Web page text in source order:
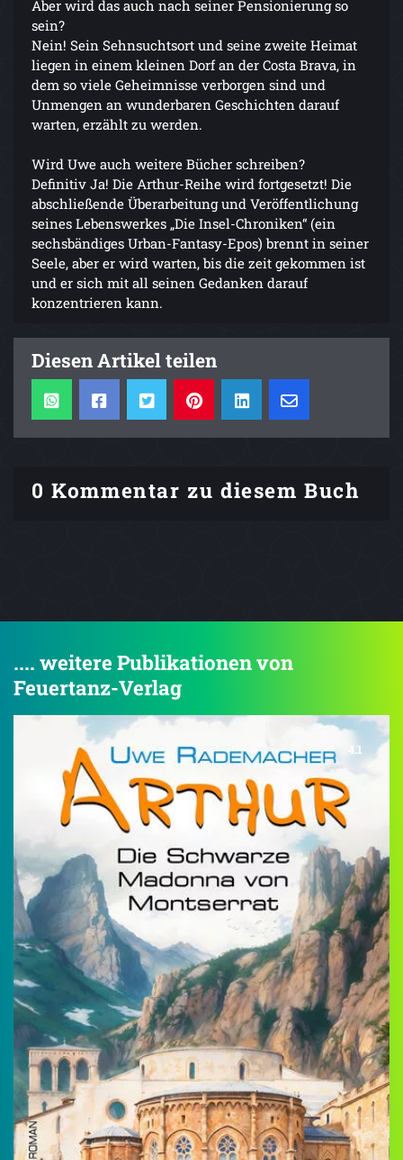
Aber wird das auch nach seiner Pensionierung so
sein?
Nein! Sein Sehnsuchtsort und seine zweite Heimat
liegen in einem kleinen Dorf an der Costa Brava, in
dem so viele Geheimnisse verborgen sind und
Unmengen an wunderbaren Geschichten darauf
warten, erzählt zu werden.
Wird Uwe auch weitere Bücher schreiben?
Definitiv Ja! Die Arthur-Reihe wird fortgesetzt! Die
abschließende Überarbeitung und Veröffentlichung
seines Lebenswerkes „Die Insel-Chroniken“ (ein
sechsbändiges Urban-Fantasy-Epos) brennt in seiner
Seele, aber er wird warten, bis die zeit gekommen ist
und er sich mit all seinen Gedanken darauf
konzentrieren kann.
Diesen Artikel teilen
0 Kommentar zu diesem Buch
.... weitere Publikationen von
Feuertanz-Verlag
4.1